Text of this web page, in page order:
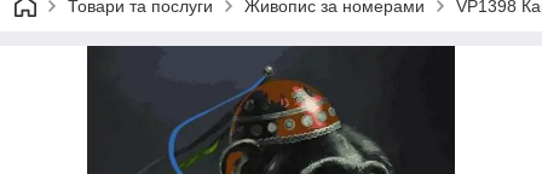
Товари та послуги Живопис за номерами VP1398